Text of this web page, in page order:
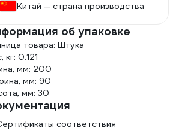
Китай — страна производства
об упаковке
товара: Штука
кг: 0.121
мм: 200
мм: 90
мм: 30
соответствия